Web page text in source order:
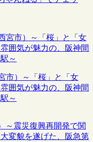
市）～「桜」と「女
囲気が魅力の、阪神間
～